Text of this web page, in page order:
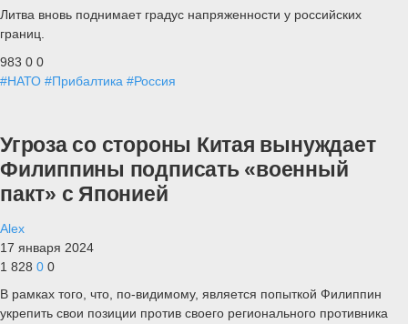
Литва вновь поднимает градус напряженности у российских
границ.
983 0 0
#НАТО #Прибалтика #Россия
Угроза со стороны Китая вынуждает
Филиппины подписать «военный
пакт» с Японией
Alex
17 января 2024
1 828 0 0
В рамках того, что, по-видимому, является попыткой Филиппин
укрепить свои позиции против своего регионального противника